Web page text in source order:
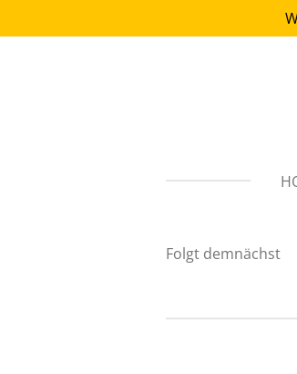
Hauptinhalt
Folgt demnächst